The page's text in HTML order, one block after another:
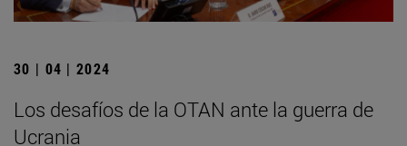
30 | 04 | 2024
Los desafíos de la OTAN ante la guerra de
Ucrania